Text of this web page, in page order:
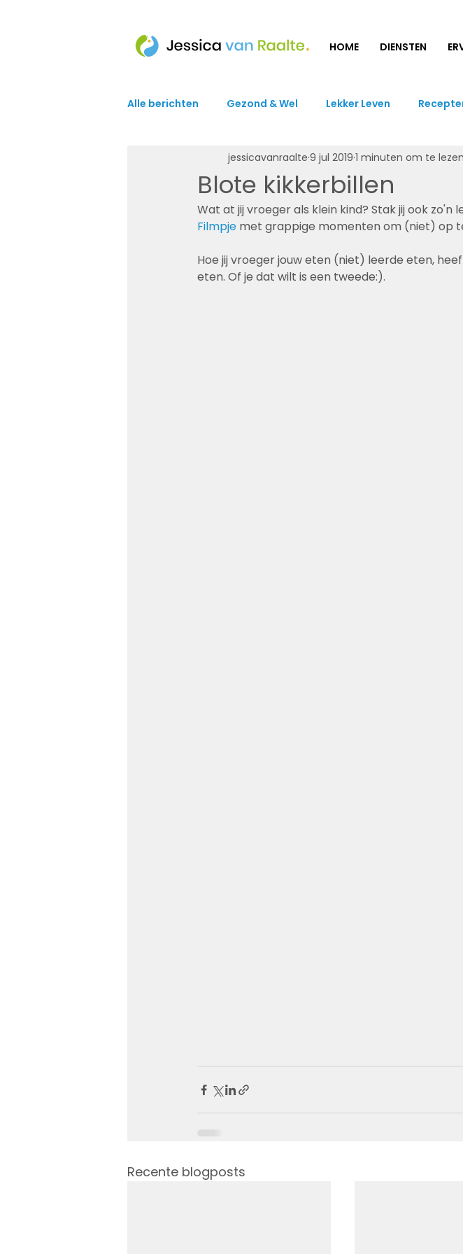
HOME DIENSTEN
Alle berichten Gezond & Wel Lekker Leven
Blote kikkerbillen
jessicavanraalte 9 jul 2019 1 minuten om te lezen
Wat at jij vroeger als klein kind? Stak jij ook zo'n
Filmpje met grappige momenten om (niet) op
Hoe jij vroeger jouw eten (niet) leerde eten,
eten. Of je dat wilt is een tweede:).
Recente blogposts